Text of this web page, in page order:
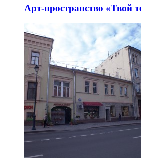
Арт-пространство «Твой